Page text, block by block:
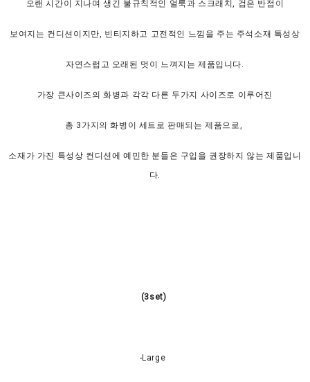
오랜 시간이 지나며 생긴 불규칙적인 얼룩과 스크래치, 검은 반점이
보여지는 컨디션이지만, 빈티지하고 고전적인 느낌을 주는 주석소재 특성상
자연스럽고 오래된 멋이 느껴지는 제품입니다.
가장 큰사이즈의 화병과 각각 다른 두가지 사이즈로 이루어진
총 3가지의 화병이 세트로 판매되는 제품으로,
소재가 가진 특성상 컨디션에 예민한 분들은 구입을 권장하지 않는 제품입니
다.
(3set)
-Large